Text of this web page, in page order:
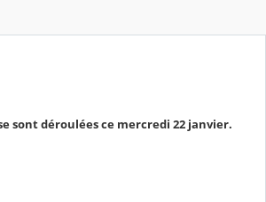
sont déroulées ce mercredi 22 janvier.